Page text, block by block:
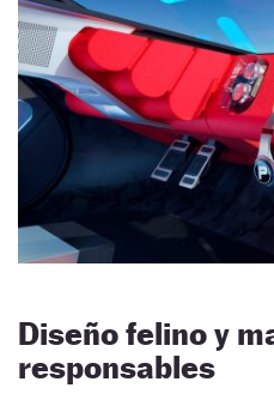
Diseño felino y
responsables